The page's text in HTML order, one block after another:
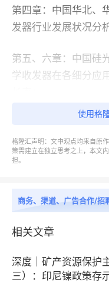
第四章：中国华北、
发器行业发展状况分
第五、六章：中国硅
学收发器在各细分应
核心业务、市场布局
与服务、融资及合作
第八、九章：中国硅
学收发器在各细分应
长率预测；
第十章：宏观经济形
第十一、十二章：中
使用格
格隆汇声明：文中观点均来自原
策需建立在独立思考之上，本文
担。
商务、渠道、广告合作/招
相关文章
深度｜矿产资源保护
三）：印尼镍政策存